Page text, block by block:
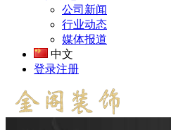
公司新闻
行业动态
媒体报道
中文
登录注册